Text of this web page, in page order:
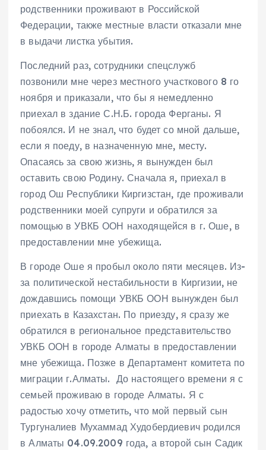
родственники проживают в Российской
Федерации, также местные власти отказали мне
в выдачи листка убытия.
Последний раз, сотрудники спецслужб
позвонили мне через местного участкового 8 го
ноября и приказали, что бы я немедленно
приехал в здание С.Н.Б. города Ферганы. Я
побоялся. И не знал, что будет со мной дальше,
если я поеду, в назначенную мне, месту.
Опасаясь за свою жизнь, я вынужден был
оставить свою Родину. Сначала я, приехал в
город Ош Республики Киргизстан, где проживали
родственники моей супруги и обратился за
помощью в УВКБ ООН находящейся в г. Оше, в
предоставлении мне убежища.
В городе Оше я пробыл около пяти месяцев. Из-
за политической нестабильности в Киргизии, не
дождавшись помощи УВКБ ООН вынужден был
приехать в Казахстан. По приезду, я сразу же
обратился в региональное представительство
УВКБ ООН в городе Алматы в предоставлении
мне убежища. Позже в Департамент комитета по
миграции г.Алматы. До настоящего времени я с
семьей проживаю в городе Алматы. Я с
радостью хочу отметить, что мой первый сын
Тургуналиев Мухаммад Худобердиевич родился
в Алматы 04.09.2009 года, а второй сын Садик